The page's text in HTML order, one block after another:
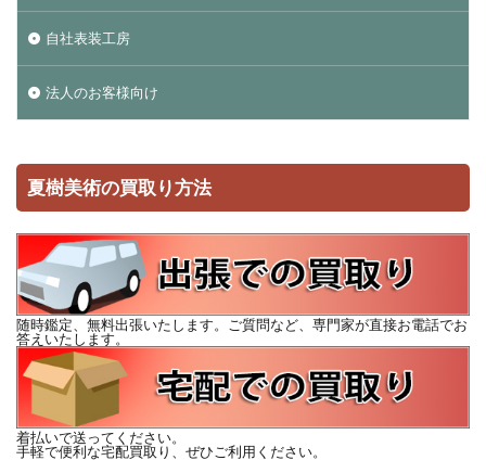
自社表装工房
法人のお客様向け
夏樹美術の買取り方法
随時鑑定、無料出張いたします。ご質問など、専門家が直接お電話でお
答えいたします。
着払いで送ってください。
手軽で便利な宅配買取り、ぜひご利用ください。